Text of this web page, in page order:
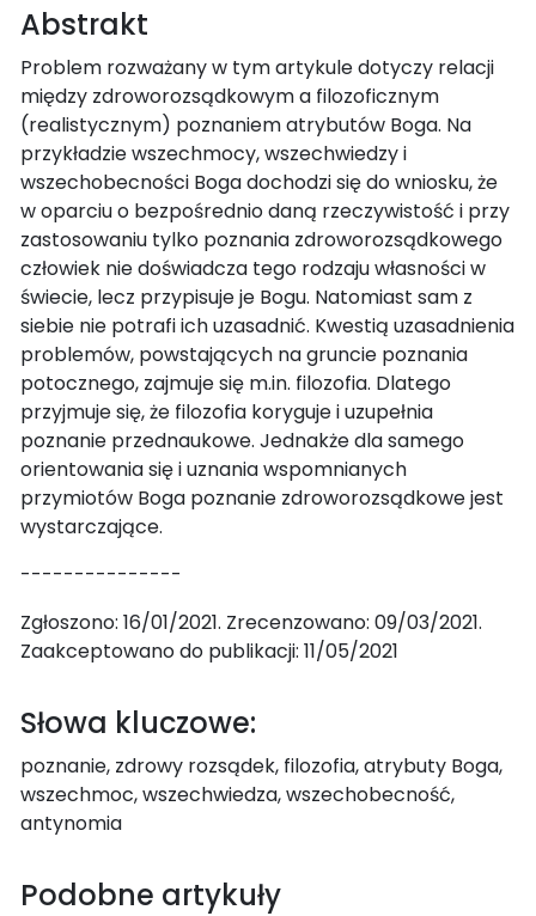
Abstrakt
Problem rozważany w tym artykule dotyczy relacji
między zdroworozsądkowym a filozoficznym
(realistycznym) poznaniem atrybutów Boga. Na
przykładzie wszechmocy, wszechwiedzy i
wszechobecności Boga dochodzi się do wniosku, że
w oparciu o bezpośrednio daną rzeczywistość i przy
zastosowaniu tylko poznania zdroworozsądkowego
człowiek nie doświadcza tego rodzaju własności w
świecie, lecz przypisuje je Bogu. Natomiast sam z
siebie nie potrafi ich uzasadnić. Kwestią uzasadnienia
problemów, powstających na gruncie poznania
potocznego, zajmuje się m.in. filozofia. Dlatego
przyjmuje się, że filozofia koryguje i uzupełnia
poznanie przednaukowe. Jednakże dla samego
orientowania się i uznania wspomnianych
przymiotów Boga poznanie zdroworozsądkowe jest
wystarczające.
---------------
Zgłoszono: 16/01/2021. Zrecenzowano: 09/03/2021.
Zaakceptowano do publikacji: 11/05/2021
Słowa kluczowe:
poznanie, zdrowy rozsądek, filozofia, atrybuty Boga,
wszechmoc, wszechwiedza, wszechobecność,
antynomia
Podobne artykuły